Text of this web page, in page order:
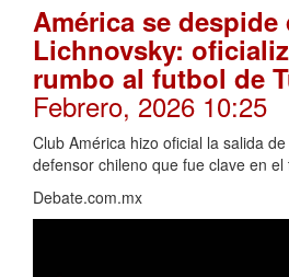
América se despide
Lichnovsky:
rumbo al futbol de
Febrero, 2026 10:25
Club América hizo oficial la salida
defensor chileno que fue clave en
Debate.com.mx